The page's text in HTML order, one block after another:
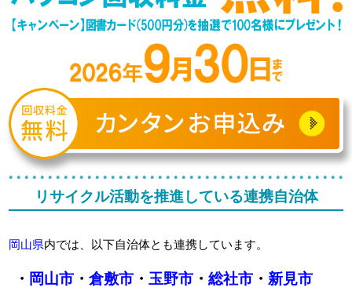
リサイクル活動を推進している連携自治体
岡山県内では、以下自治体とも連携しています。
・ 岡山市・ 倉敷市・ 玉野市・ 総社市・ 新見市